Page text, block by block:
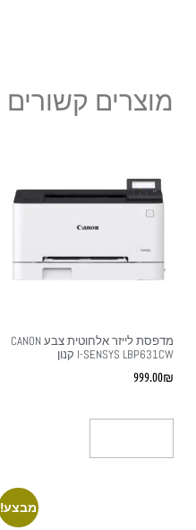
מוצרים קשורים
מדפסת לייזר אלחוטית צבע CANON
I-SENSYS LBP631CW קנון
999.00₪
מבצע!